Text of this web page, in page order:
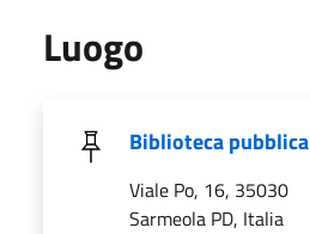
Luogo
Biblioteca pubblica
Viale Po, 16, 35030
Sarmeola PD, Italia